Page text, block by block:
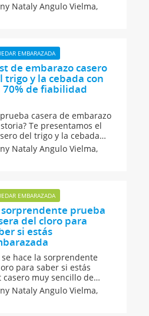
tener un bebé y las
de ovulación te pueden
cómo funcionan, cuándo
Nataly Angulo Vielma,
EMBARAZADA
de embarazo casero
trigo y la cebada con
70% de fiabilidad
casera de embarazo
Te presentamos el
del trigo y la cebada
fiabilidad. Este método
puede predecir el sexo
pruebas de embarazo
Nataly Angulo Vielma,
EMBARAZADA
sorprendente prueba
del cloro para
si estás
hace la sorprendente
para saber si estás
muy sencillo de
de dudas sobre tu
embargo, recuerda que
de un embarazo
Nataly Angulo Vielma,